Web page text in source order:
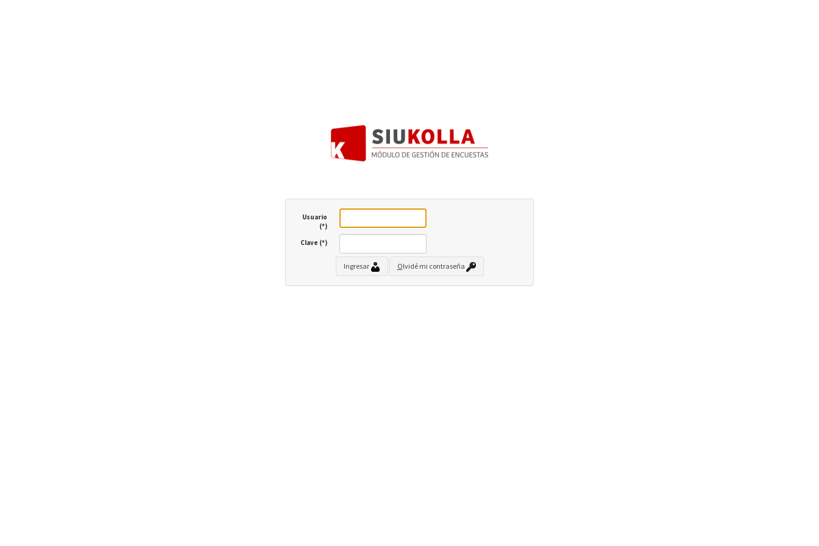
Usuario
(*)
Clave (*)
Ingresar Olvidé mi contraseña